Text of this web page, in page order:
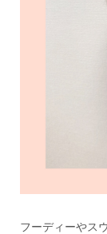
フーディーやス